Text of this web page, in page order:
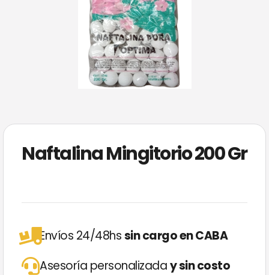
Naftalina Mingitorio 200 Gr
Envíos 24/48hssin cargo en CABA
Asesoría personalizaday sin costo